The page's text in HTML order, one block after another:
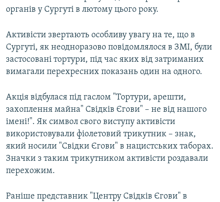
органів у Сургуті в лютому цього року.
Активісти звертають особливу увагу на те, що в
Сургуті, як неодноразово повідомлялося в ЗМІ, були
застосовані тортури, під час яких від затриманих
вимагали перехресних показань один на одного.
Акція відбулася під гаслом "Тортури, арешти,
захоплення майна" Свідків Єгови" – не від нашого
імені!". Як символ свого виступу активісти
використовували фіолетовий трикутник – знак,
який носили "Свідки Єгови" в нацистських таборах.
Значки з таким трикутником активісти роздавали
перехожим.
Раніше представник "Центру Свідків Єгови" в